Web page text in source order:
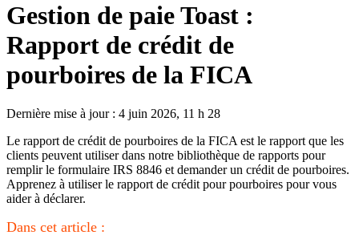
Gestion de paie Toast :
Rapport de crédit de
pourboires de la FICA
Dernière mise à jour : 4 juin 2026, 11 h 28
Le rapport de crédit de pourboires de la FICA est le rapport que les
clients peuvent utiliser dans notre bibliothèque de rapports pour
remplir le formulaire IRS 8846 et demander un crédit de pourboires.
Apprenez à utiliser le rapport de crédit pour pourboires pour vous
aider à déclarer.
Dans cet article :